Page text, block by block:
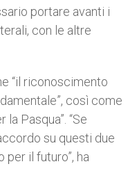
portare avanti i
con le altre
“il riconoscimento
così come
Pasqua”. “Se
su questi due
per il futuro”, ha